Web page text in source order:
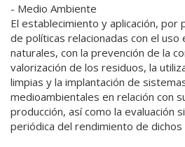
- Medio Ambiente
El establecimiento y aplicación, por
de políticas relacionadas con el
naturales, con la prevención de la
valorización de los residuos, la
limpias y la implantación de
medioambientales en relación con
producción, así como la evaluación
periódica del rendimiento de